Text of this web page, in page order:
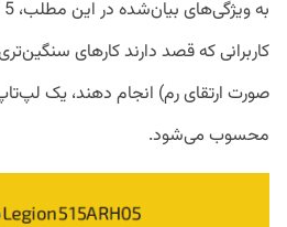
کاربرانی که قصد دارند کارهای
صورت ارتقای رم) انجام دهند، یک
محسوب می‌شود.